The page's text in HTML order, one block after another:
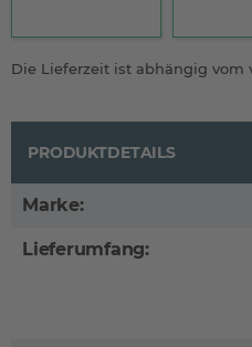
Die Lieferzeit ist abhängig vom
PRODUKTDETAILS
Marke:
Lieferumfang: